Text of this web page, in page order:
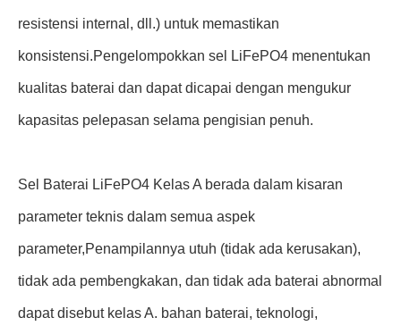
resistensi internal, dll.) untuk memastikan
konsistensi.Pengelompokkan sel LiFePO4 menentukan
kualitas baterai dan dapat dicapai dengan mengukur
kapasitas pelepasan selama pengisian penuh.
Sel Baterai LiFePO4 Kelas A berada dalam kisaran
parameter teknis dalam semua aspek
parameter,Penampilannya utuh (tidak ada kerusakan),
tidak ada pembengkakan, dan tidak ada baterai abnormal
dapat disebut kelas A. bahan baterai, teknologi,